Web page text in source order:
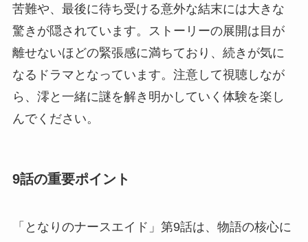
苦難や、最後に待ち受ける意外な結末には大きな
驚きが隠されています。ストーリーの展開は目が
離せないほどの緊張感に満ちており、続きが気に
なるドラマとなっています。注意して視聴しなが
ら、澪と一緒に謎を解き明かしていく体験を楽し
んでください。
9話の重要ポイント
「となりのナースエイド」第9話は、物語の核心に